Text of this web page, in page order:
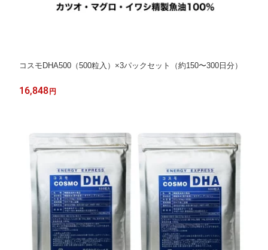
コスモDHA500（500粒入）×3パックセット（約150〜300日分）
16,848円